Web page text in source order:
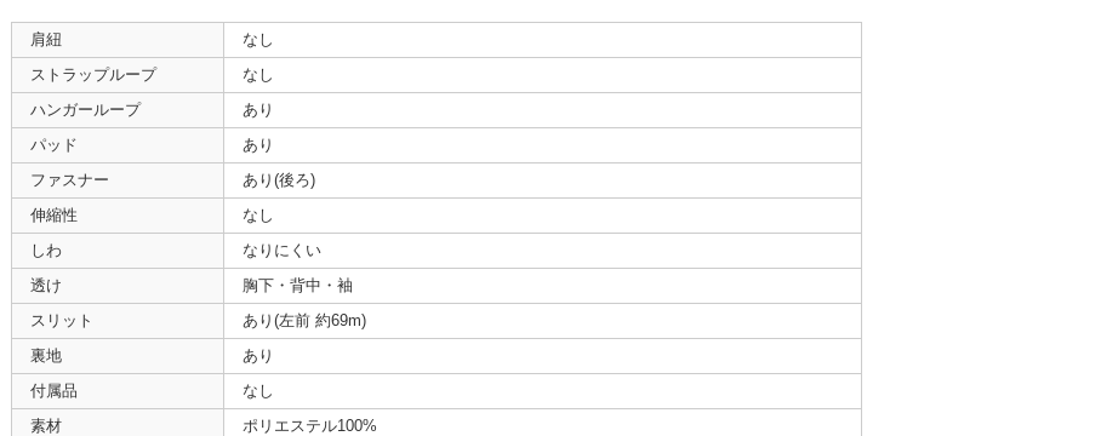
肩紐
なし
ストラップループ
なし
ハンガーループ
あり
パッド
あり
ファスナー
あり(後ろ)
伸縮性
なし
しわ
なりにくい
透け
胸下・背中・袖
スリット
あり(左前 約69m)
裏地
あり
付属品
なし
素材
ポリエステル100%